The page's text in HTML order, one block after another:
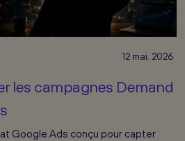
12 mai. 2026
les campagnes Demand
Google Ads conçu pour capter